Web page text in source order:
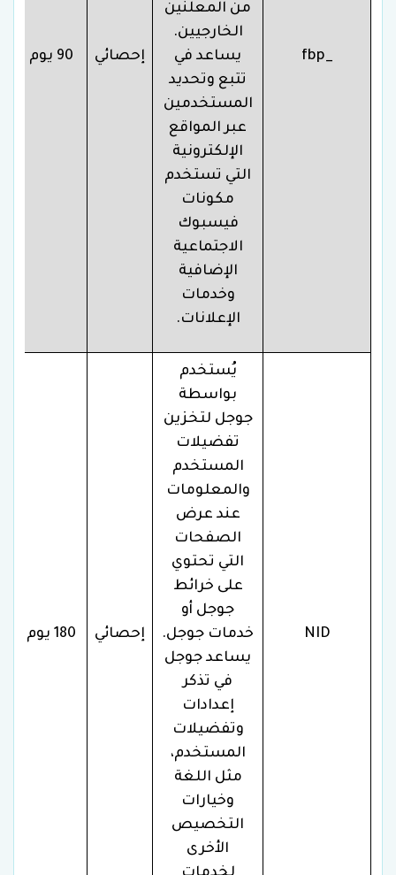
_fbp
من المعلنين
الخارجيين.
يساعد في
تتبع وتحديد
المستخدمين
عبر المواقع
الإلكترونية
التي تستخدم
مكونات
فيسبوك
الاجتماعية
الإضافية
وخدمات
الإعلانات.
إحصائي 90 يوم
NID
يُستخدم
بواسطة
جوجل لتخزين
تفضيلات
المستخدم
والمعلومات
عند عرض
الصفحات
التي تحتوي
على خرائط
جوجل أو
خدمات جوجل.
يساعد جوجل
في تذكر
إعدادات
وتفضيلات
المستخدم،
مثل اللغة
وخيارات
التخصيص
الأخرى
إحصائي 180 يوم